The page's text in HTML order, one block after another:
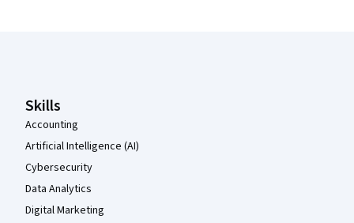
Skills
Accounting
Artificial Intelligence (AI)
Cybersecurity
Data Analytics
Digital Marketing